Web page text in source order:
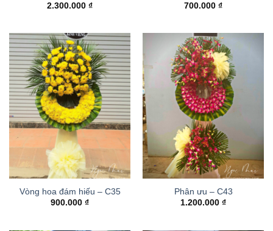
2.300.000 ₫
700.000 ₫
Vòng hoa đám hiếu – C35
900.000 ₫
Phân ưu – C43
1.200.000 ₫